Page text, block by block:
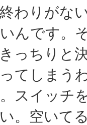
わりがな
んです。
っちりと
てしまう
スイッチ
。空いて